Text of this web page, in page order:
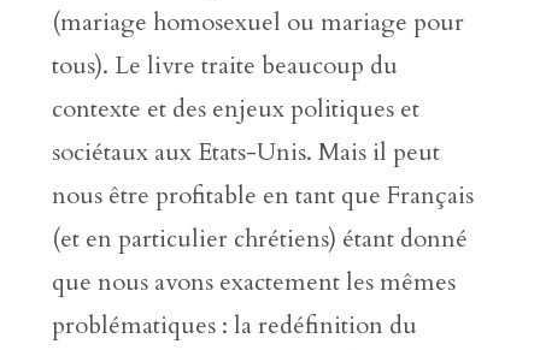
(mariage homosexuel ou mariage pour
tous). Le livre traite beaucoup du
contexte et des enjeux politiques et
sociétaux aux Etats-Unis. Mais il peut
nous être profitable en tant que Français
(et en particulier chrétiens) étant donné
que nous avons exactement les mêmes
problématiques : la redéfinition du